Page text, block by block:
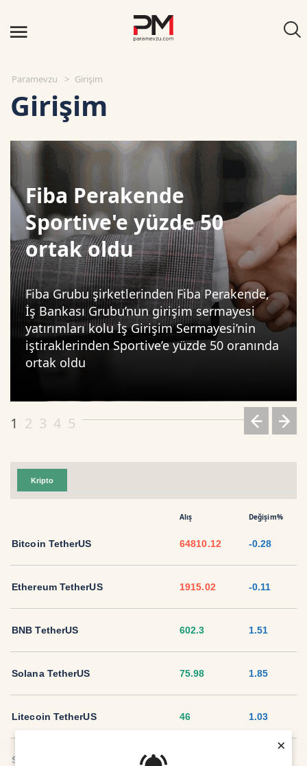
×
Paramevzu Girişim
Girişim
Fiba Perakende
Sportive'e yüzde 50
ortak oldu
Fiba Grubu şirketlerinden Fiba Perakende,
İş Bankası Grubu’nun girişim sermayesi
yatırımları kolu İş Girişim Sermayesi’nin
iştiraklerinden Sportive’e yüzde 50 oranında
ortak oldu
1 2 3 4 5
Kripto
Alış Değişim%
Bitcoin TetherUS 64810.12 -0.28
Ethereum TetherUS 1915.02 -0.11
BNB TetherUS 602.3 1.51
Solana TetherUS 75.98 1.85
Litecoin TetherUS 46 1.03
Sui TetherUS